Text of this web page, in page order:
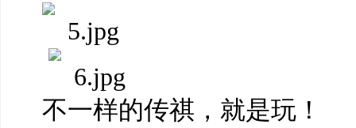
不一样的传祺，就是玩！